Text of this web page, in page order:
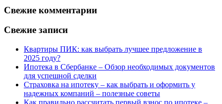
Свежие комментарии
Свежие записи
Квартиры ПИК: как выбрать лучшее предложение в
2025 году?
Ипотека в Сбербанке – Обзор необходимых документов
для успешной сделки
Страховка на ипотеку – как выбрать и оформить у
надежных компаний – полезные советы